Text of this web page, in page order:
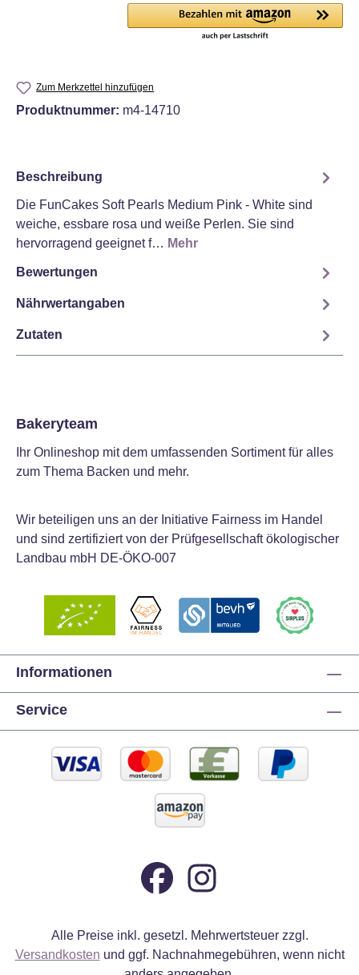
Zum Merkzettel hinzufügen
Produktnummer: m4-14710
Beschreibung
Die FunCakes Soft Pearls Medium Pink - White sind
weiche, essbare rosa und weiße Perlen. Sie sind
hervorragend geeignet f… Mehr
Bewertungen
Nährwertangaben
Zutaten
Bakeryteam
Ihr Onlineshop mit dem umfassenden Sortiment für alles
zum Thema Backen und mehr.
Wir beteiligen uns an der Initiative Fairness im Handel
und sind zertifiziert von der Prüfgesellschaft ökologischer
Landbau mbH DE-ÖKO-007
Informationen
Service
Alle Preise inkl. gesetzl. Mehrwertsteuer zzgl.
Versandkosten und ggf. Nachnahmegebühren, wenn nicht